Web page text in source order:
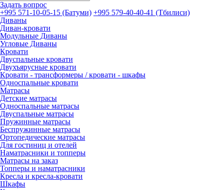
Задать вопрос
+995 571-10-05-15 (Батуми) +995 579-40-40-41 (Тбилиси)
Диваны
Диван-кровати
Модульные Диваны
Угловые Диваны
Кровати
Двуспальные кровати
Двухъярусные кровати
Кровати - трансформеры / кровати - шкафы
Односпальные кровати
Матрасы
Детские матрасы
Односпальные матрасы
Двуспальные матрасы
Пружинные матрасы
Беспружинные матрасы
Ортопедические матрасы
Для гостиниц и отелей
Наматрасники и топперы
Матрасы на заказ
Топперы и наматрасники
Кресла и кресла-кровати
Шкафы